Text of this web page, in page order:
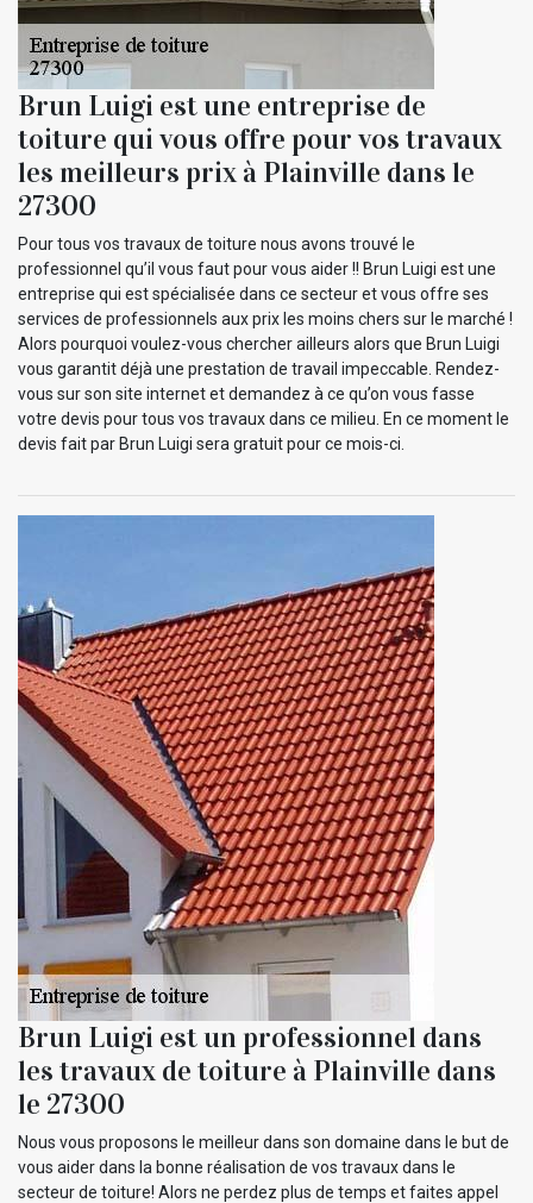
Brun Luigi est une entreprise de
toiture qui vous offre pour vos travaux
les meilleurs prix à Plainville dans le
27300
Pour tous vos travaux de toiture nous avons trouvé le
professionnel qu’il vous faut pour vous aider !! Brun Luigi est une
entreprise qui est spécialisée dans ce secteur et vous offre ses
services de professionnels aux prix les moins chers sur le marché !
Alors pourquoi voulez-vous chercher ailleurs alors que Brun Luigi
vous garantit déjà une prestation de travail impeccable. Rendez-
vous sur son site internet et demandez à ce qu’on vous fasse
votre devis pour tous vos travaux dans ce milieu. En ce moment le
devis fait par Brun Luigi sera gratuit pour ce mois-ci.
Brun Luigi est un professionnel dans
les travaux de toiture à Plainville dans
le 27300
Nous vous proposons le meilleur dans son domaine dans le but de
vous aider dans la bonne réalisation de vos travaux dans le
secteur de toiture! Alors ne perdez plus de temps et faites appel